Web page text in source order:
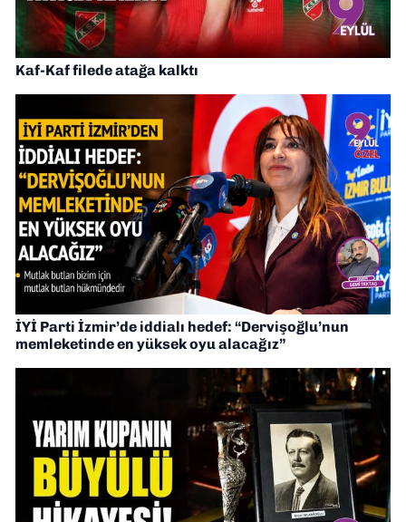
Kaf-Kaf filede atağa kalktı
İYİ Parti İzmir’de iddialı hedef: “Dervişoğlu’nun
memleketinde en yüksek oyu alacağız”